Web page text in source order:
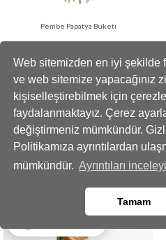
Web sitemizden en iyi şekilde
ve web sitemize yapacağınız
kişiselleştirebilmek için
faydalanmaktayız. Çerez
değiştirmeniz mümkündür.
Politikamıza ayrıntılardan
mümkündür. Ayrıntıları
Tamam
Pembe Papatya Buketi
860,00 TL